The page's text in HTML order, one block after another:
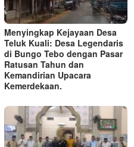
Menyingkap Kejayaan Desa
Teluk Kuali: Desa Legendaris
di Bungo Tebo dengan Pasar
Ratusan Tahun dan
Kemandirian Upacara
Kemerdekaan.